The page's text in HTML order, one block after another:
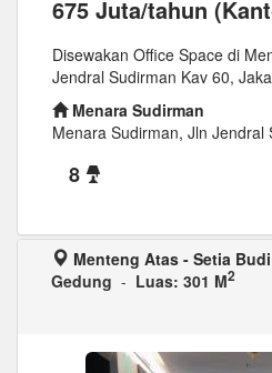
675 Juta/tahun
Disewakan Office Space di
Jendral Sudirman Kav 60,
Menara Sudirman
Menara Sudirman, Jln Jendral
8
Menteng Atas - Setia
Gedung - Luas: 301 M2